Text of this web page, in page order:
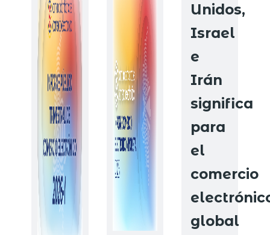
Unidos,
Israel
e
Irán
significa
para
el
comercio
global